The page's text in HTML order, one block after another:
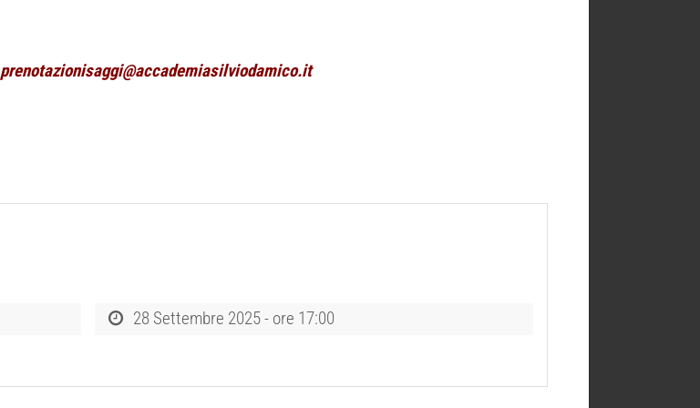
prenotazionisaggi@accademiasilviodamico.it
28 Settembre 2025 - ore 17:00